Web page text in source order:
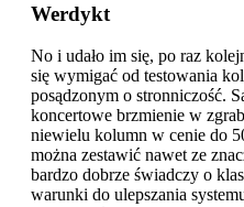
Werdykt
No i udało im się, po raz
się wymigać od testowania
posądzonym o stronniczość.
koncertowe brzmienie w
niewielu kolumn w cenie do
można zestawić nawet ze
bardzo dobrze świadczy o
warunki do ulepszania